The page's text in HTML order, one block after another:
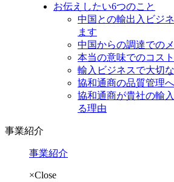
お伝えしたい6つのこと
中国との輸出入ビジ
ます
中国からの調達での
本当の意味でのコス
輸入ビジネスで大切
協和通商の品質管理
協和通商が貴社の輸
る理由
事業紹介
事業紹介
×Close